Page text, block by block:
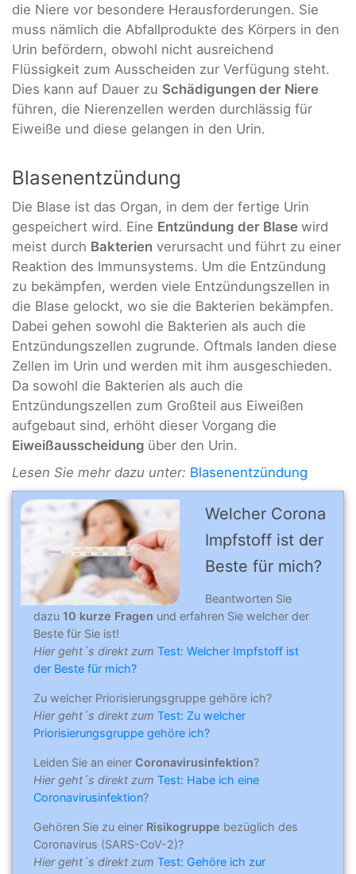
die Niere vor besondere Herausforderungen. Sie
muss nämlich die Abfallprodukte des Körpers in den
Urin befördern, obwohl nicht ausreichend
Flüssigkeit zum Ausscheiden zur Verfügung steht.
Dies kann auf Dauer zu Schädigungen der Niere
führen, die Nierenzellen werden durchlässig für
Eiweiße und diese gelangen in den Urin.
Blasenentzündung
Die Blase ist das Organ, in dem der fertige Urin
gespeichert wird. Eine Entzündung der Blase wird
meist durch Bakterien verursacht und führt zu einer
Reaktion des Immunsystems. Um die Entzündung
zu bekämpfen, werden viele Entzündungszellen in
die Blase gelockt, wo sie die Bakterien bekämpfen.
Dabei gehen sowohl die Bakterien als auch die
Entzündungszellen zugrunde. Oftmals landen diese
Zellen im Urin und werden mit ihm ausgeschieden.
Da sowohl die Bakterien als auch die
Entzündungszellen zum Großteil aus Eiweißen
aufgebaut sind, erhöht dieser Vorgang die
Eiweißausscheidung über den Urin.
Lesen Sie mehr dazu unter: Blasenentzündung
Welcher Corona
Impfstoff ist der
Beste für mich?
Beantworten Sie
dazu 10 kurze Fragen und erfahren Sie welcher der
Beste für Sie ist!
Hier geht´s direkt zum Test: Welcher Impfstoff ist
der Beste für mich?
Zu welcher Priorisierungsgruppe gehöre ich?
Hier geht´s direkt zum Test: Zu welcher
Priorisierungsgruppe gehöre ich?
Leiden Sie an einer Coronavirusinfektion?
Hier geht´s direkt zum Test: Habe ich eine
Coronavirusinfektion?
Gehören Sie zu einer Risikogruppe bezüglich des
Coronavirus (SARS-CoV-2)?
Hier geht´s direkt zum Test: Gehöre ich zur